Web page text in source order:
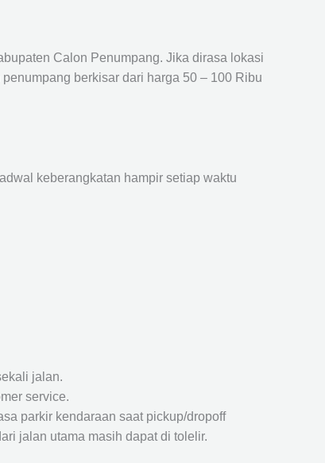
Calon Penumpang. Jika dirasa lokasi
berkisar dari harga 50 – 100 Ribu
keberangkatan hampir setiap waktu
jalan.
service.
parkir kendaraan saat pickup/dropoff
jalan utama masih dapat di tolelir.